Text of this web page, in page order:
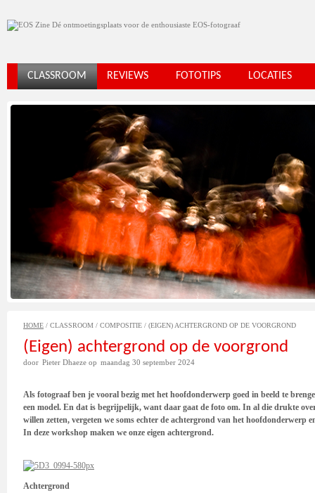
HOME / CLASSROOM / COMPOSITIE / (EIGEN) ACHTERGROND OP DE VOORGROND
(Eigen) achtergrond op de voorgrond
door Pieter Dhaeze op maandag 30 september 2024
Als fotograaf ben je vooral bezig met het hoofdonderwerp goed in beeld te
een model. En dat is begrijpelijk, want daar gaat de foto om. In al die drukte
willen zetten, vergeten we soms echter de achtergrond van het hoofdonderwerp
In deze workshop maken we onze eigen achtergrond.
Achtergrond
CLASSROOM REVIEWS FOTOTIPS LOCATIES